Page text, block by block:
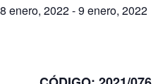
8 enero, 2022-9 enero, 2022